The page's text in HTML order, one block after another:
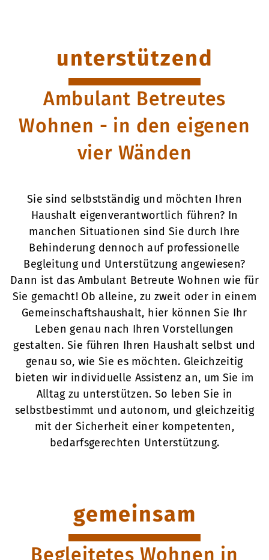
unterstützend
Ambulant Betreutes
Wohnen - in den eigenen
vier Wänden
Sie sind selbstständig und möchten Ihren
Haushalt eigenverantwortlich führen? In
manchen Situationen sind Sie durch Ihre
Behinderung dennoch auf professionelle
Begleitung und Unterstützung angewiesen?
Dann ist das Ambulant Betreute Wohnen wie für
Sie gemacht! Ob alleine, zu zweit oder in einem
Gemeinschaftshaushalt, hier können Sie Ihr
Leben genau nach Ihren Vorstellungen
gestalten. Sie führen Ihren Haushalt selbst und
genau so, wie Sie es möchten. Gleichzeitig
bieten wir individuelle Assistenz an, um Sie im
Alltag zu unterstützen. So leben Sie in
selbstbestimmt und autonom, und gleichzeitig
mit der Sicherheit einer kompetenten,
bedarfsgerechten Unterstützung.
gemeinsam
Begleitetes Wohnen in